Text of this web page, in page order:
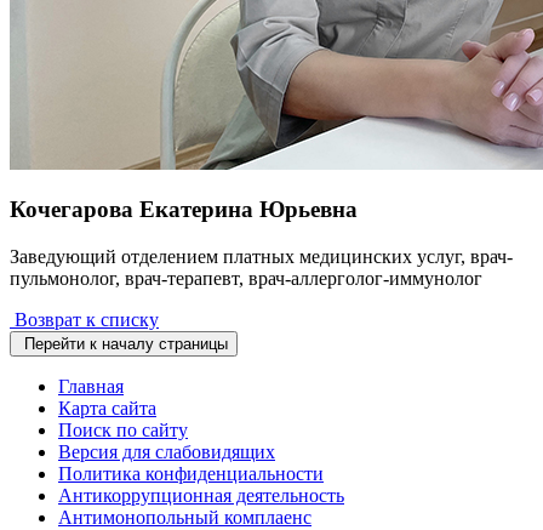
Кочегарова Екатерина Юрьевна
Заведующий отделением платных медицинских услуг, врач-
пульмонолог, врач-терапевт, врач-аллерголог-иммунолог
Возврат к списку
Перейти к началу страницы
Главная
Карта сайта
Поиск по сайту
Версия для слабовидящих
Политика конфиденциальности
Антикоррупционная деятельность
Антимонопольный комплаенс